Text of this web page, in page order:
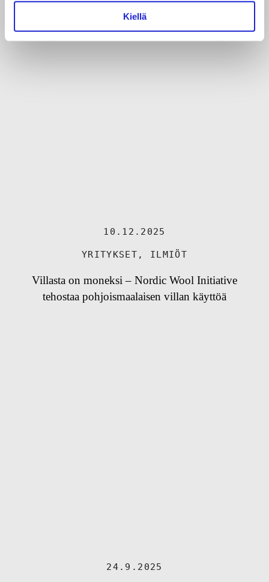
Kiellä
10.12.2025
YRITYKSET , ILMIÖT
Villasta on moneksi – Nordic Wool Initiative
tehostaa pohjoismaalaisen villan käyttöä
24.9.2025